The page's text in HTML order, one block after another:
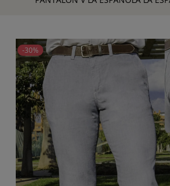
-30%